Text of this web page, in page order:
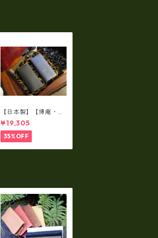
【日本製】【博庵・HI
ROAN】最高級牛革
（ボーテッド）札入
れ・長財布 ha-2153
5
¥19,305
35%OFF